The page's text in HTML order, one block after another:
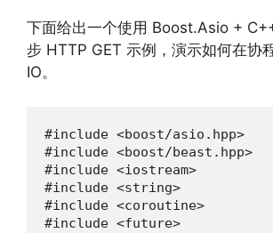
下面给出一个使用 Boost.Asio +
步 HTTP GET 示例，演示如何在协
IO。
#include <boost/asio.hpp>
#include <boost/beast.hpp>
#include <iostream>
#include <string>
#include <coroutine>
#include <future>